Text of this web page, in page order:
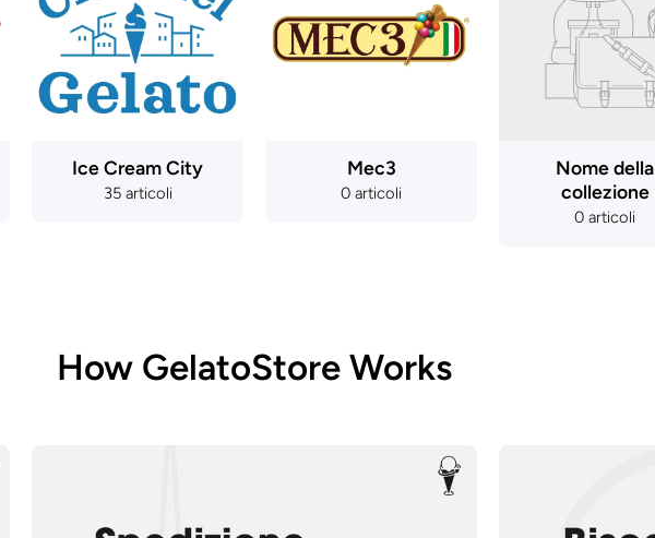
Ice Cream City
35 articoli
Mec3
0 articoli
Nome della
collezione
0 articoli
How GelatoStore Works